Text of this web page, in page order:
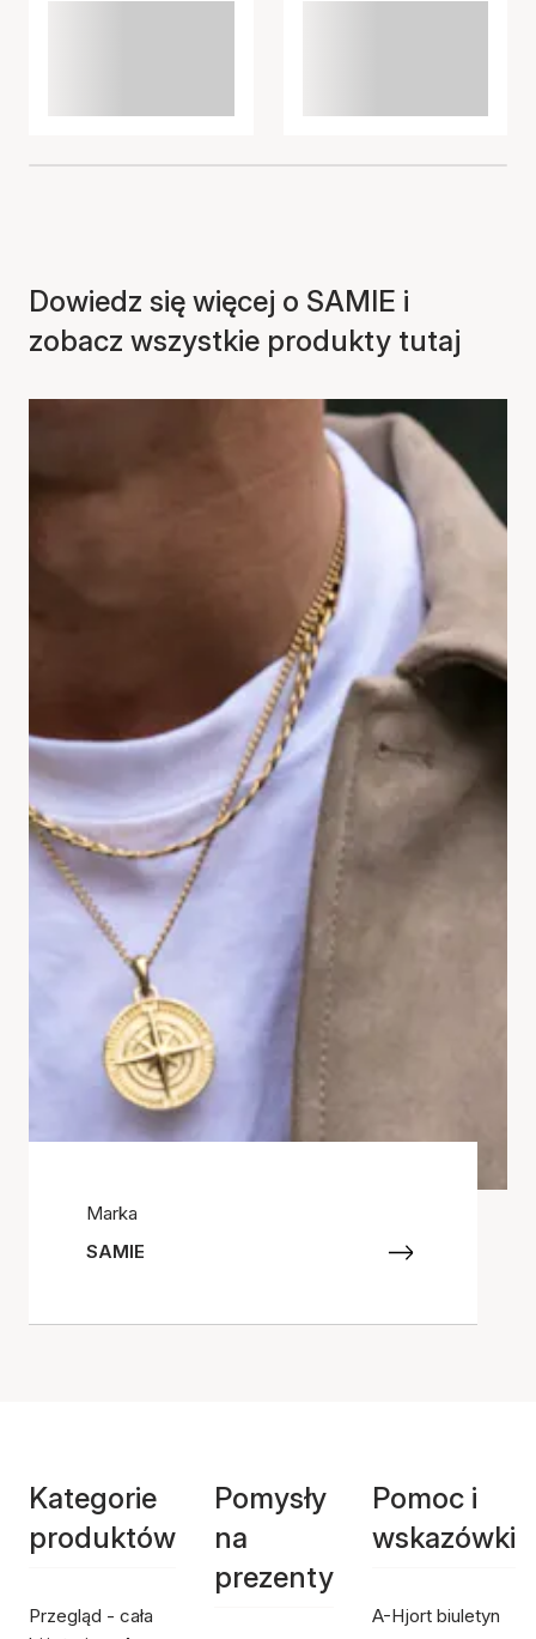
Dowiedz się więcej o SAMIE i
zobacz wszystkie produkty tutaj
Marka
SAMIE
Kategorie
produktów
Przegląd - cała
Pomysły
na
prezenty
Pomoc i
wskazówki
A-Hjort biuletyn